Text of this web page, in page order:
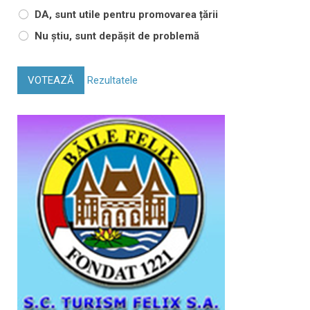
DA, sunt utile pentru promovarea țării
Nu știu, sunt depășit de problemă
VOTEAZĂ Rezultatele